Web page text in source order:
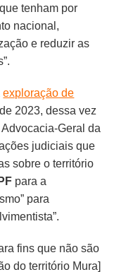
tenham por
nacional,
e reduzir as
exploração de
2023, dessa vez
Geral da
judiciais que
sobre o território
para a
para
fins que não são
do território Mura]